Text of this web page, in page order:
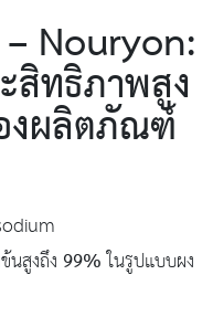
Nouryon:
สิทธิภาพสูง
งผลิตภัณฑ์
สูงถึง 99%ในรูปแบบผง